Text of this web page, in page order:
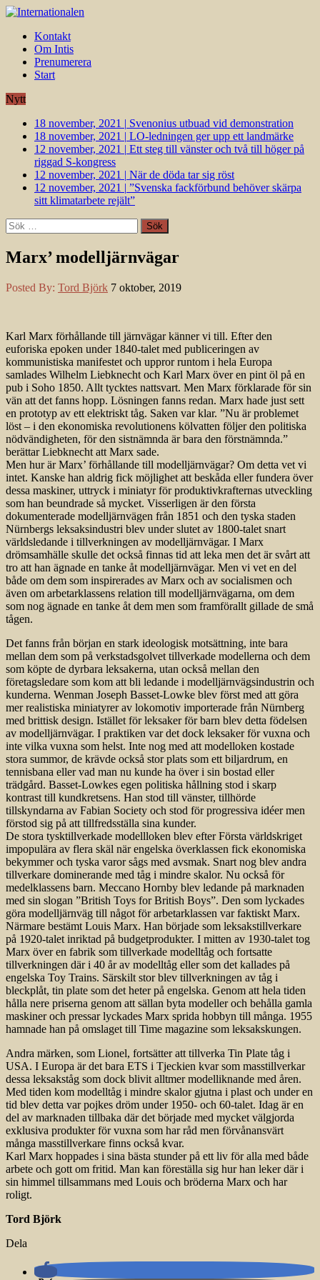
Kontakt
Om Intis
Prenumerera
Start
Nytt
18 november, 2021 | Svenonius utbuad vid demonstration
18 november, 2021 | LO-ledningen ger upp ett landmärke
12 november, 2021 | Ett steg till vänster och två till höger på
riggad S-kongress
12 november, 2021 | När de döda tar sig röst
12 november, 2021 | ”Svenska fackförbund behöver skärpa
sitt klimatarbete rejält”
Sök
efter:
Marx’ modelljärnvägar
Posted By: Tord Björk 7 oktober, 2019
Karl Marx förhållande till järnvägar känner vi till. Efter den
euforiska epoken under 1840-talet med publiceringen av
kommunistiska manifestet och uppror runtom i hela Europa
samlades Wilhelm Liebknecht och Karl Marx över en pint öl på en
pub i Soho 1850. Allt tycktes nattsvart. Men Marx förklarade för sin
vän att det fanns hopp. Lösningen fanns redan. Marx hade just sett
en prototyp av ett elektriskt tåg. Saken var klar. ”Nu är problemet
löst – i den ekonomiska revolutionens kölvatten följer den politiska
nödvändigheten, för den sistnämnda är bara den förstnämnda.”
berättar Liebknecht att Marx sade.
Men hur är Marx’ förhållande till modelljärnvägar? Om detta vet vi
intet. Kanske han aldrig fick möjlighet att beskåda eller fundera över
dessa maskiner, uttryck i miniatyr för produktivkrafternas utveckling
som han beundrade så mycket. Visserligen är den första
dokumenterade modelljärnvägen från 1851 och den tyska staden
Nürnbergs leksaksindustri blev under slutet av 1800-talet snart
världsledande i tillverkningen av modelljärnvägar. I Marx
drömsamhälle skulle det också finnas tid att leka men det är svårt att
tro att han ägnade en tanke åt modelljärnvägar. Men vi vet en del
både om dem som inspirerades av Marx och av socialismen och
även om arbetarklassens relation till modelljärnvägarna, om dem
som nog ägnade en tanke åt dem men som framförallt gillade de små
tågen.
Det fanns från början en stark ideologisk motsättning, inte bara
mellan dem som på verkstadsgolvet tillverkade modellerna och dem
som köpte de dyrbara leksakerna, utan också mellan den
företagsledare som kom att bli ledande i modelljärnvägsindustrin och
kunderna. Wenman Joseph Basset-Lowke blev först med att göra
mer realistiska miniatyrer av lokomotiv importerade från Nürnberg
med brittisk design. Istället för leksaker för barn blev detta födelsen
av modelljärnvägar. I praktiken var det dock leksaker för vuxna och
inte vilka vuxna som helst. Inte nog med att modelloken kostade
stora summor, de krävde också stor plats som ett biljardrum, en
tennisbana eller vad man nu kunde ha över i sin bostad eller
trädgård. Basset-Lowkes egen politiska hållning stod i skarp
kontrast till kundkretsens. Han stod till vänster, tillhörde
tillskyndarna av Fabian Society och stod för progressiva idéer men
förstod sig på att tillfredsställa sina kunder.
De stora tysktillverkade modellloken blev efter Första världskriget
impopulära av flera skäl när engelska överklassen fick ekonomiska
bekymmer och tyska varor sågs med avsmak. Snart nog blev andra
tillverkare dominerande med tåg i mindre skalor. Nu också för
medelklassens barn. Meccano Hornby blev ledande på marknaden
med sin slogan ”British Toys for British Boys”. Den som lyckades
göra modelljärnväg till något för arbetarklassen var faktiskt Marx.
Närmare bestämt Louis Marx. Han började som leksakstillverkare
på 1920-talet inriktad på budgetprodukter. I mitten av 1930-talet tog
Marx över en fabrik som tillverkade modelltåg och fortsatte
tillverkningen där i 40 år av modelltåg eller som det kallades på
engelska Toy Trains. Särskilt stor blev tillverkningen av tåg i
bleckplåt, tin plate som det heter på engelska. Genom att hela tiden
hålla nere priserna genom att sällan byta modeller och behålla gamla
maskiner och pressar lyckades Marx sprida hobbyn till många. 1955
hamnade han på omslaget till Time magazine som leksakskungen.
Andra märken, som Lionel, fortsätter att tillverka Tin Plate tåg i
USA. I Europa är det bara ETS i Tjeckien kvar som masstillverkar
dessa leksakståg som dock blivit alltmer modelliknande med åren.
Med tiden kom modelltåg i mindre skalor gjutna i plast och under en
tid blev detta var pojkes dröm under 1950- och 60-talet. Idag är en
del av marknaden tillbaka där det började med mycket välgjorda
exklusiva produkter för vuxna som har råd men förvånansvärt
många masstillverkare finns också kvar.
Karl Marx hoppades i sina bästa stunder på ett liv för alla med både
arbete och gott om fritid. Man kan föreställa sig hur han leker där i
sin himmel tillsammans med Louis och bröderna Marx och har
roligt.
Tord Björk
Dela